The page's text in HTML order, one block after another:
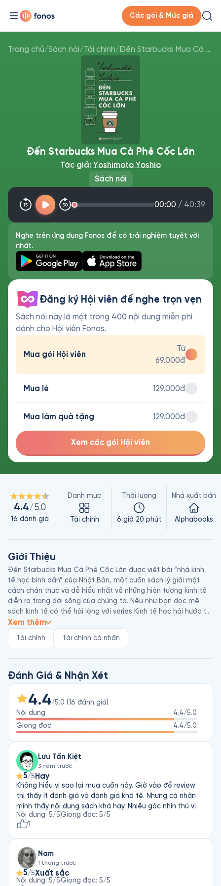
Các gói & Mức giá
Trang chủ/Sách nói/Tài chính/ Đến Starbucks Mua Cà Phê Cốc Lớn
Sách nói
Đến Starbucks Mua Cà Phê Cốc Lớn
Tác giả: Yoshimoto Yoshio
00:00 / 40:39
Nghe trên ứng dụng Fonos để có trải nghiệm tuyệt vời
nhất.
Đăng ký Hội viên để nghe trọn vẹn
Sách nói này là một trong 400 nội dung miễn phí
dành cho Hội viên Fonos.
Mua gói Hội viên
Từ
69.000đ
Mua lẻ 129.000đ
Mua làm quà tặng 129.000đ
Xem các gói Hội viên
4.4/5.0
16 đánh giá
Danh mục
Tài chính
Thời lượng
6 giờ 20 phút
Nhà xuất bản
Alphabooks
Giới Thiệu
Đến Starbucks Mua Cà Phê Cốc Lớn được viết bởi “nhà kinh
tế học bình dân” của Nhật Bản, một cuốn sách lý giải một
cách chân thực và dễ hiểu nhất về những hiện tượng kinh tế
diễn ra trong đời sống của chúng ta. Nếu như bạn đọc mê
sách kinh tế có thể hài lòng với series Kinh tế học hài hước thì
với những nhà khởi nghiệp & các sinh viên cần một lượng kiến
những câu chuyện thi vị dưới góc nhìn châm biếm của các
Trong trường hợp này thì Đến Starbucks Mua Cà Phê Cốc Lớn
sẽ là sự lựa chọn phù hợp hơn. Một cuốn sách độc đáo được
viết bởi tác giả người Nhật, văn phong gần gũi và dễ hình
dung hơn tại Việt Nam, nhất là trong bối cảnh thị trường châu
Á giống nhau về hành vi tiêu dùng của người dân đại chúng.
Dù Starbuck được nhắc tới ở tiêu đề cuốn sách, đây sẽ không
phải một cuốn sách chỉ nói về Starbucks.
Xem thêm
Tài chính Tài chính cá nhân
Đánh Giá & Nhận Xét
4.4/5.0 (16 đánh giá)
Nội dung
4.4/5.0
Giọng đọc
4.4/5.0
Lưu Tấn Kiệt
3 năm trước
5/5 Hay
Không hiểu vì sao lại mua cuốn này. Giờ vào để review
thì thấy ít đánh giá và đánh giá khá tệ. Nhưng cá nhân
mình thấy nội dung sách khá hay. Nhiều góc nhìn thú vị
Nội dung: 5/5Giọng đọc: 5/5
1
Nam
1 tháng trước
5/5Xuất sắc
Nội dung: 5/5Giọng đọc: 5/5